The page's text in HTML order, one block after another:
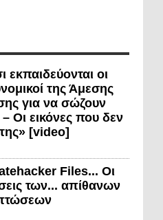
εκπαιδεύονται οι
της Άμεσης
για να σώζουν
Οι εικόνες που δεν
[video]
Files... Οι
των... απίθανων